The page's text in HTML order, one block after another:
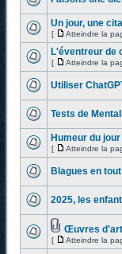
Un jour, une
[ Atteindre la
L'éventreur de
[ Atteindre la
Utiliser
Tests de
Humeur du jour
[ Atteindre la
Blagues en
2025, les
Œuvres d'art
[ Atteindre la